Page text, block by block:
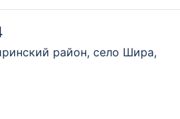
район, село Шира,